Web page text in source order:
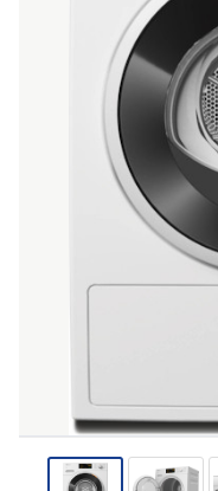
SỐ ĐIỆN THOẠI
THƯƠNG HIỆU